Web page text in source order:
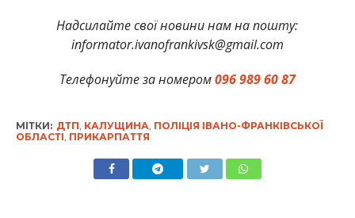
Надсилайте свої новини нам на пошту:
informator.ivanofrankivsk@gmail.com
Телефонуйте за номером096 989 60 87
МІТКИ: ДТП КАЛУЩИНА ПОЛІЦІЯ ІВАНО-ФРАНКІВСЬКОЇ
ОБЛАСТІ ПРИКАРПАТТЯ